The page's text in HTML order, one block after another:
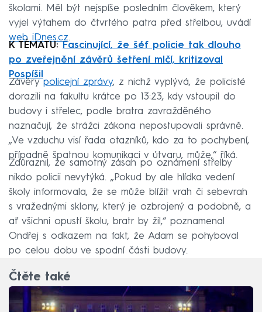
školami. Měl být nejspíše posledním člověkem, který
vyjel výtahem do čtvrtého patra před střelbou, uvádí
web iDnes.cz.
K TÉMATU:
Fascinující, že šéf policie tak dlouho
po zveřejnění závěrů šetření mlčí, kritizoval
Pospíšil
Závěry policejní zprávy, z nichž vyplývá, že policisté
dorazili na fakultu krátce po 13:23, kdy vstoupil do
budovy i střelec, podle bratra zavražděného
naznačují, že strážci zákona nepostupovali správně.
„Ve vzduchu visí řada otazníků, kdo za to pochybení,
případně špatnou komunikaci v útvaru, může,“ říká.
Zdůraznil, že samotný zásah po oznámení střelby
nikdo policii nevytýká. „Pokud by ale hlídka vedení
školy informovala, že se může blížit vrah či sebevrah
s vražednými sklony, který je ozbrojený a podobně, a
ať všichni opustí školu, bratr by žil,“ poznamenal
Ondřej s odkazem na fakt, že Adam se pohyboval
po celou dobu ve spodní části budovy.
Čtěte také